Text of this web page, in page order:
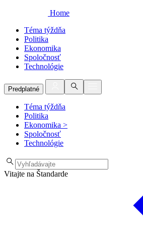
Home
Téma týždňa
Politika
Ekonomika
Spoločnosť
Technológie
Predplatné
Téma týždňa
Politika
Ekonomika >
Spoločnosť
Technológie
Vitajte na Štandarde